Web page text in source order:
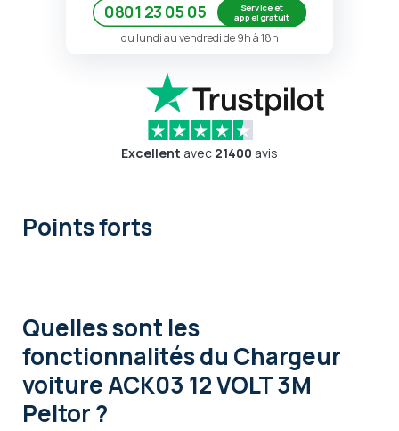
0801 23 05 05
Service et
appel gratuit
du lundi au vendredi de 9h à 18h
Excellent avec 21400 avis
Points forts
Quelles sont les
fonctionnalitésdu Chargeur
voiture ACK03 12 VOLT 3M
Peltor ?